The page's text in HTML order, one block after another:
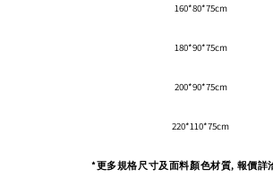
160*80*75cm
180*90*75cm
200*90*75cm
220*110*75cm
*更多規格尺寸及面料顏色材質, 報價詳